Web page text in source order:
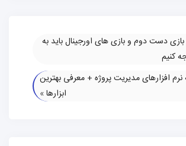
دست دوم و بازی های اورجینال باید به
کنیم
افزارهای مدیریت پروژه + معرفی بهترین
ابزارها»